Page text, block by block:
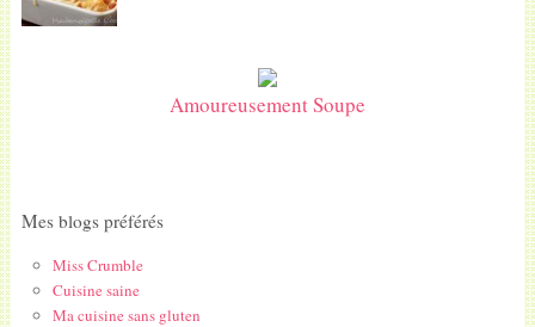
Amoureusement Soupe
Mes blogs préférés
Miss Crumble
Cuisine saine
Ma cuisine sans gluten